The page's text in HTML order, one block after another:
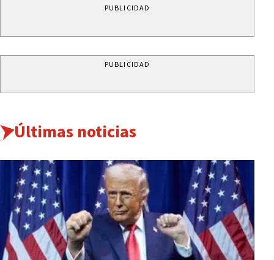
PUBLICIDAD
PUBLICIDAD
Últimas noticias